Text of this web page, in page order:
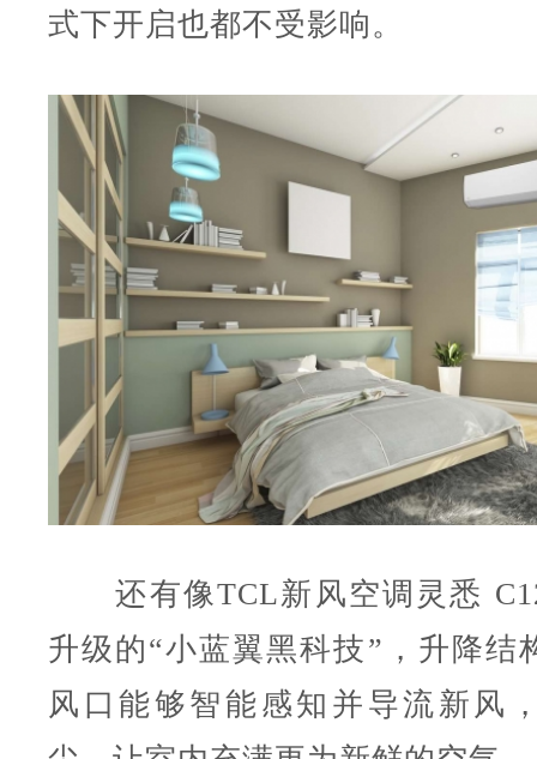
式下开启也都不受影响。
还有像TCL新风空调灵悉
升级的“小蓝翼黑科技”，升降结
风口能够智能感知并导流新风